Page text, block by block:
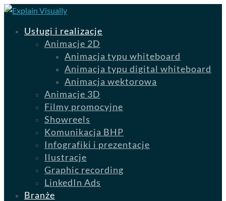
Usługi i realizacje
Animacje 2D
Animacja typu whiteboard
Animacja typu digital whiteboard
Animacja wektorowa
Animacje 3D
Filmy promocyjne
Showreels
Komunikacja BHP
Infografiki i prezentacje
Ilustracje
Graphic recording
LinkedIn Ads
Branże